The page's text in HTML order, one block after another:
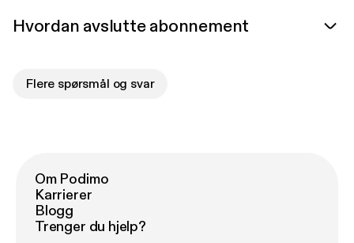
Hvordan avslutte abonnement
Flere spørsmål og svar
Om Podimo
Karrierer
Blogg
Trenger du hjelp?